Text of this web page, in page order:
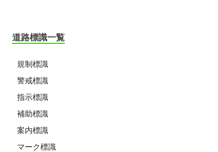
道路標識一覧
規制標識
警戒標識
指示標識
補助標識
案内標識
マーク標識